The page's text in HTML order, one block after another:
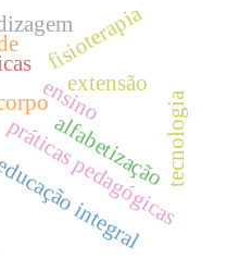
ensino
extensão
práticas pedagógicas
integral
fisioterapia
alfabetizaçãotecnologia